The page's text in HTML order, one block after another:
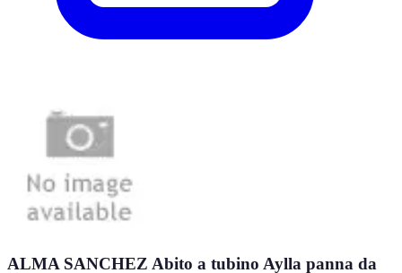
ALMA SANCHEZ Abito a tubino Aylla panna da